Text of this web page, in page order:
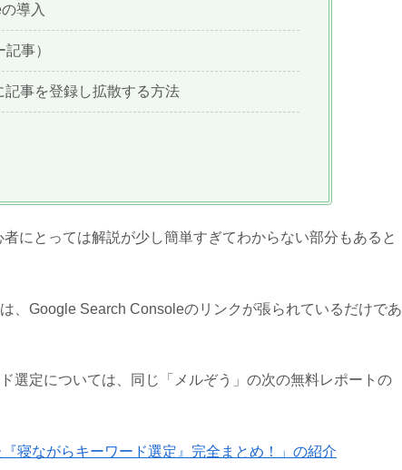
導入
事）
事を登録し拡散する方法
にとっては解説が少し簡単すぎてわからない部分もあると
、Google Search Consoleのリンクが張られているだけであ
選定については、同じ「メルぞう」の次の無料レポートの
寝ながらキーワード選定』完全まとめ！」の紹介